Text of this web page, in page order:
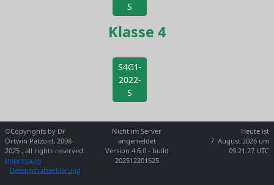
S
Klasse 4
S4G1-
2022-
S
©Copyrights by Dr
Ortwin Pätzold, 2008-
2025 , all rights reserved
Impressum
Datenschutzerklärung
Nicht im Server
angemeldet
Version 4.6.0 - build
202512201525
Heute ist
7. August 2026 um
09:21:27 UTC